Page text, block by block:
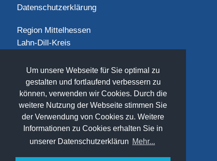
Um unsere Webseite für Sie optimal zu
gestalten und fortlaufend verbessern zu
können, verwenden wir Cookies. Durch die
weitere Nutzung der Webseite stimmen Sie
der Verwendung von Cookies zu. Weitere
Informationen zu Cookies erhalten Sie in
unserer Datenschutzerklärun Mehr...
Datenschutzerklärung
Region Mittelhessen
Lahn-Dill-Kreis
Landkreis Limburg-Weilburg
Landkreis Marburg-Biedenkopf
Vogelsbergkreis
SOCIAL